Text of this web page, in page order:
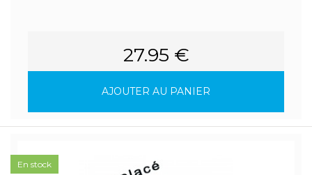
27.95 €
AJOUTER AU PANIER
En stock